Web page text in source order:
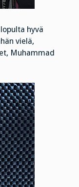
hyvä
vielä,
Muhammad